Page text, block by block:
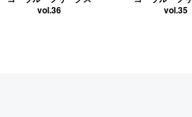
vol.36
vol.35